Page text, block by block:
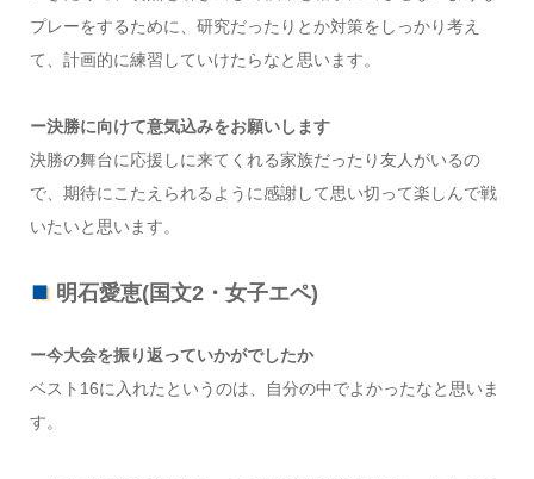
プレーをするために、研究だったりとか対策をしっかり考え
て、計画的に練習していけたらなと思います。
ー決勝に向けて意気込みをお願いします
決勝の舞台に応援しに来てくれる家族だったり友人がいるの
で、期待にこたえられるように感謝して思い切って楽しんで戦
いたいと思います。
明石愛恵(国文2・女子エペ)
ー今大会を振り返っていかがでしたか
ベスト16に入れたというのは、自分の中でよかったなと思いま
す。